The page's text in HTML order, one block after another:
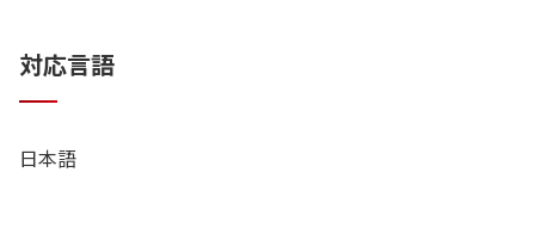
債務整理
対応言語
日本語